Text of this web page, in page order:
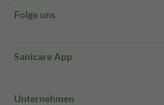
Folge uns
Sanicare App
Unternehmen